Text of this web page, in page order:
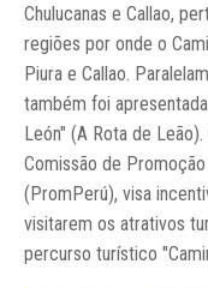
Chulucanas e Callao,
regiões por onde o
Piura e Callao.
também foi
León" (A Rota de
Comissão de
(PromPerú), visa
visitarem os atrativos
percurso turístico